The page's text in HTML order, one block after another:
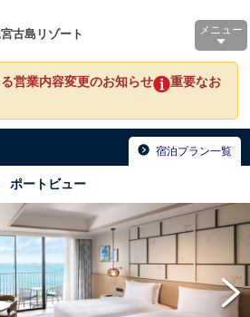
古島リゾート メニュー
営業内容変更のお知らせ
重要なお
宿泊プラン一覧
ポートビュー